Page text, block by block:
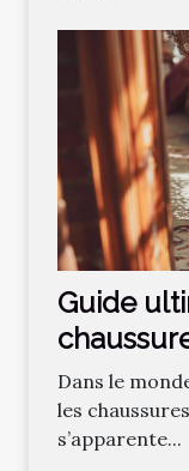
Guide
velours
Dans le
les
s’apparente...